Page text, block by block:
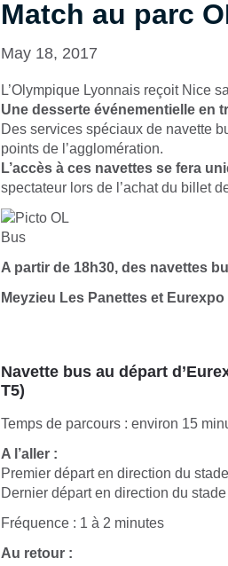
Match au parc
May 18, 2017
L’Olympique Lyonnais reçoit Nice
Une desserte événementielle en
Des services spéciaux de navette
points de l’agglomération.
L’accès à ces navettes se fera
spectateur lors de l’achat du billet
A partir de 18h30, des navettes
Meyzieu Les Panettes et Eurexpo
Navette bus au départ
T5)
Temps de parcours : environ 15
A l’aller :
Premier départ en direction du
Dernier départ en direction du
Fréquence : 1 à 2 minutes
Au retour :